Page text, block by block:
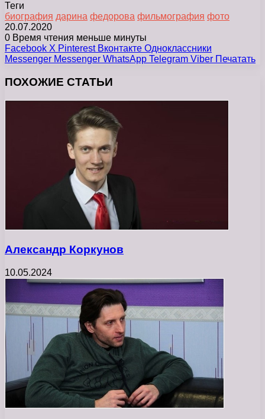
Теги
биография дарина федорова фильмография фото
20.07.2020
0 Время чтения меньше минуты
Facebook X Pinterest Вконтакте Одноклассники
Messenger Messenger WhatsApp Telegram Viber Печатать
ПОХОЖИЕ СТАТЬИ
Александр Коркунов
10.05.2024